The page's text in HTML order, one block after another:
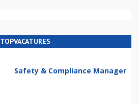
TOPVACATURES
Safety & Compliance Manager